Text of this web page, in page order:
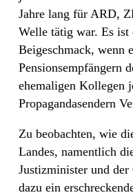
Jahre lang für ARD,
Welle tätig war. Es ist
Beigeschmack, wenn
Pensionsempfängern
ehemaligen Kollegen
Propagandasendern
Zu beobachten, wie
Landes, namentlich
Justizminister und der
dazu ein